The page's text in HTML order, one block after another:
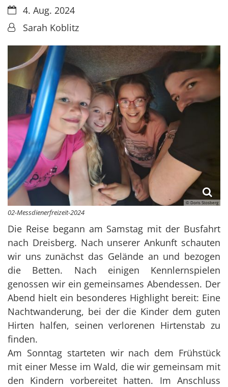
Datum:4. Aug. 2024
Von:Sarah Koblitz
© Doris Stosberg
02-Messdienerfreizeit-2024
Die Reise begann am Samstag mit der Busfahrt
nach Dreisberg. Nach unserer Ankunft schauten
wir uns zunächst das Gelände an und bezogen
die Betten. Nach einigen Kennlernspielen
genossen wir ein gemeinsames Abendessen. Der
Abend hielt ein besonderes Highlight bereit: Eine
Nachtwanderung, bei der die Kinder dem guten
Hirten halfen, seinen verlorenen Hirtenstab zu
finden.
Am Sonntag starteten wir nach dem Frühstück
mit einer Messe im Wald, die wir gemeinsam mit
den Kindern vorbereitet hatten. Im Anschluss